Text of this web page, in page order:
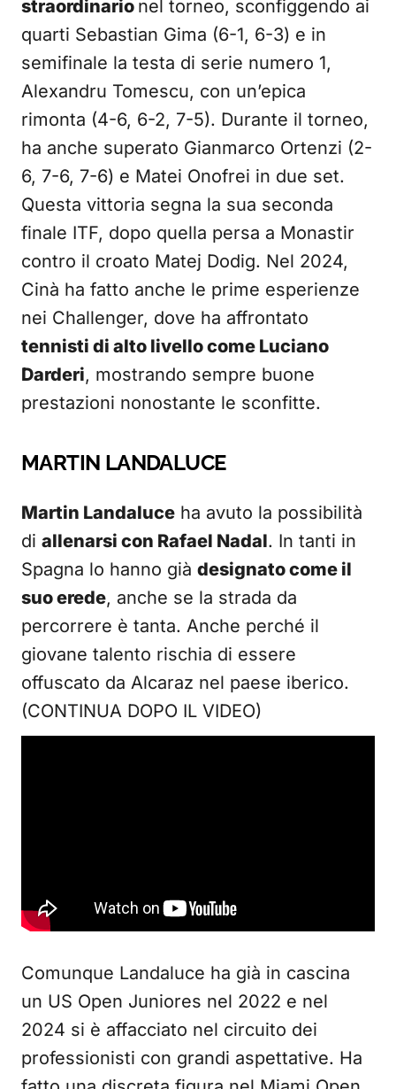
straordinario nel torneo, sconfiggendo ai
quarti Sebastian Gima (6-1, 6-3) e in
semifinale la testa di serie numero 1,
Alexandru Tomescu, con un’epica
rimonta (4-6, 6-2, 7-5). Durante il torneo,
ha anche superato Gianmarco Ortenzi (2-
6, 7-6, 7-6) e Matei Onofrei in due set.
Questa vittoria segna la sua seconda
finale ITF, dopo quella persa a Monastir
contro il croato Matej Dodig. Nel 2024,
Cinà ha fatto anche le prime esperienze
nei Challenger, dove ha affrontato
tennisti di alto livello come Luciano
Darderi, mostrando sempre buone
prestazioni nonostante le sconfitte.
MARTIN LANDALUCE
Martin Landaluce ha avuto la possibilità
di allenarsi con Rafael Nadal. In tanti in
Spagna lo hanno già designato come il
suo erede, anche se la strada da
percorrere è tanta. Anche perché il
giovane talento rischia di essere
offuscato da Alcaraz nel paese iberico.
(CONTINUA DOPO IL VIDEO)
Comunque Landaluce ha già in cascina
un US Open Juniores nel 2022 e nel
2024 si è affacciato nel circuito dei
professionisti con grandi aspettative. Ha